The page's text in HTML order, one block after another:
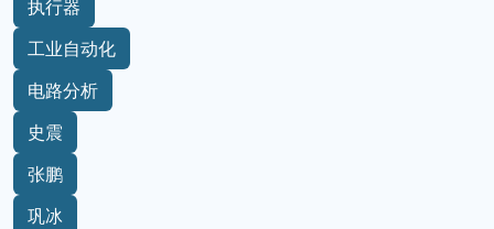
执行器
工业自动化
电路分析
史震
张鹏
巩冰